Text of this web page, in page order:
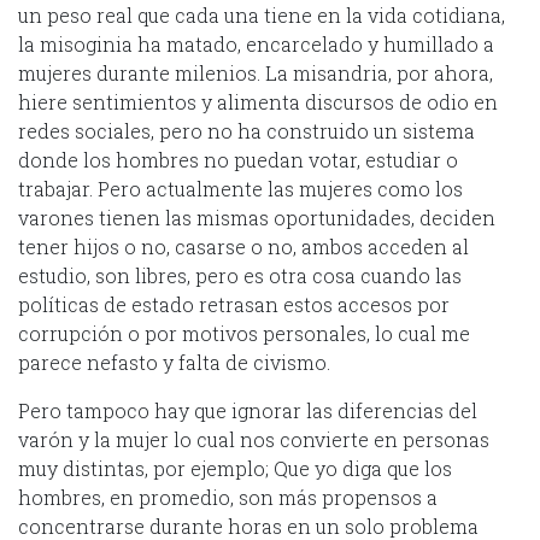
un peso real que cada una tiene en la vida cotidiana,
la misoginia ha matado, encarcelado y humillado a
mujeres durante milenios. La misandria, por ahora,
hiere sentimientos y alimenta discursos de odio en
redes sociales, pero no ha construido un sistema
donde los hombres no puedan votar, estudiar o
trabajar. Pero actualmente las mujeres como los
varones tienen las mismas oportunidades, deciden
tener hijos o no, casarse o no, ambos acceden al
estudio, son libres, pero es otra cosa cuando las
políticas de estado retrasan estos accesos por
corrupción o por motivos personales, lo cual me
parece nefasto y falta de civismo.
Pero tampoco hay que ignorar las diferencias del
varón y la mujer lo cual nos convierte en personas
muy distintas, por ejemplo; Que yo diga que los
hombres, en promedio, son más propensos a
concentrarse durante horas en un solo problema